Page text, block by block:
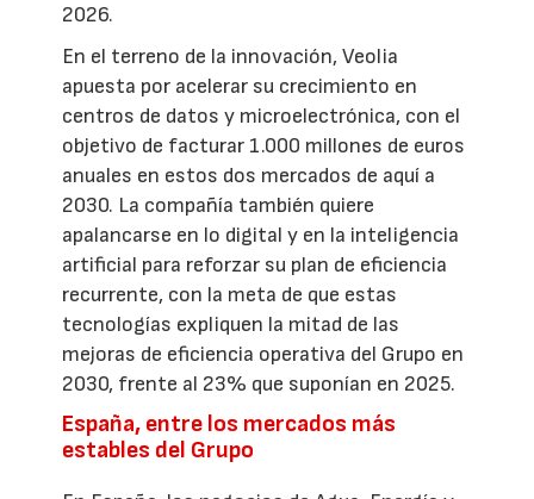
2026.
En el terreno de la innovación, Veolia
apuesta por acelerar su crecimiento en
centros de datos y microelectrónica, con el
objetivo de facturar 1.000 millones de euros
anuales en estos dos mercados de aquí a
2030. La compañía también quiere
apalancarse en lo digital y en la inteligencia
artificial para reforzar su plan de eficiencia
recurrente, con la meta de que estas
tecnologías expliquen la mitad de las
mejoras de eficiencia operativa del Grupo en
2030, frente al 23% que suponían en 2025.
España, entre los mercados más
estables del Grupo